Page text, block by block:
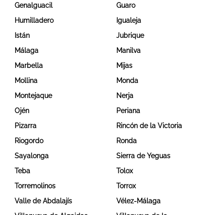
Genalguacil
Guaro
Humilladero
Igualeja
Istán
Jubrique
Málaga
Manilva
Marbella
Mijas
Mollina
Monda
Montejaque
Nerja
Ojén
Periana
Pizarra
Rincón de la Victoria
Riogordo
Ronda
Sayalonga
Sierra de Yeguas
Teba
Tolox
Torremolinos
Torrox
Valle de Abdalajís
Vélez-Málaga